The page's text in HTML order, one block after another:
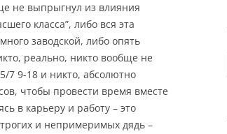
не выпрыгнул из влияния
класса”, либо вся эта
заводской, либо опять
реально, никто вообще не
7 9-18 и никто, абсолютно
чтобы провести время вместе
в карьеру и работу – это
и непримеримых дядь –